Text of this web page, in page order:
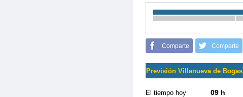
Comparte Comparte
Previsión Villanueva de Bogas
El tiempo hoy 09 h